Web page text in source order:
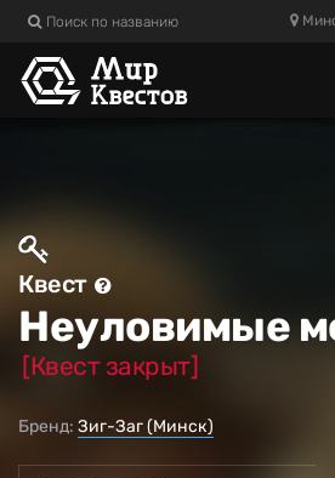
Поиск по названию
Квест
Неуловимые
[Квест закрыт]
Бренд: Зиг-Заг (Минск)